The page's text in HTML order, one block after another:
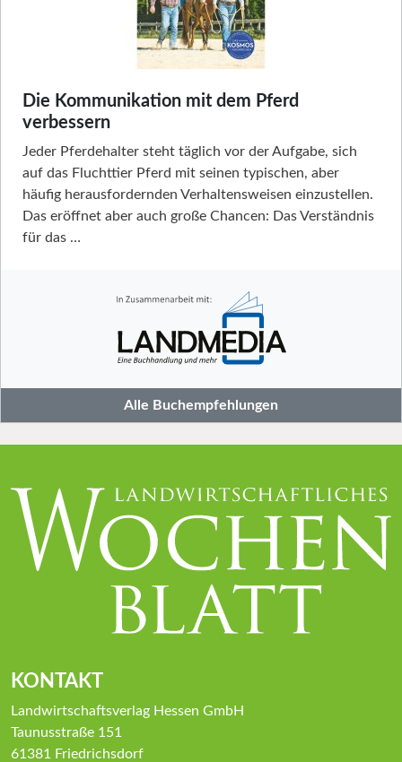
Die Kommunikation mit dem Pferd
verbessern
Jeder Pferdehalter steht täglich vor der Aufgabe, sich
auf das Fluchttier Pferd mit seinen typischen, aber
häufig herausfordernden Verhaltensweisen einzustellen.
Das eröffnet aber auch große Chancen: Das Verständnis
für das …
Alle Buchempfehlungen
KONTAKT
Landwirtschaftsverlag Hessen GmbH
Taunusstraße 151
61381 Friedrichsdorf